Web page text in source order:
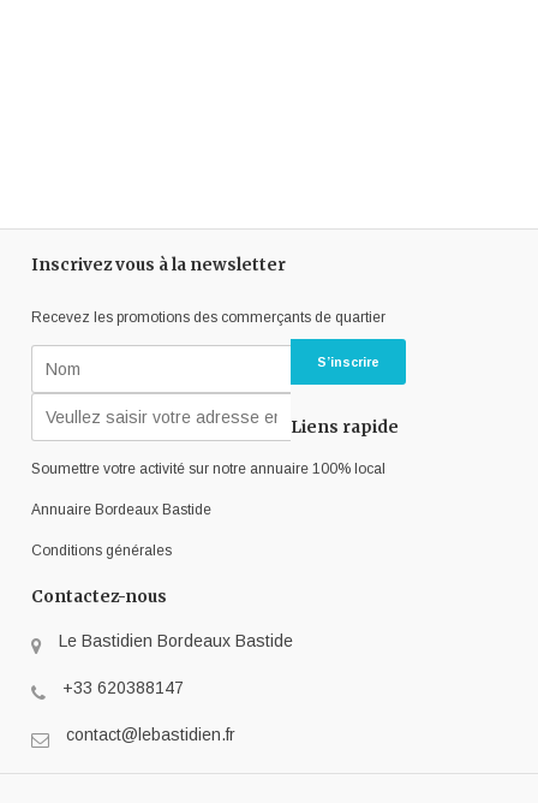
Inscrivez vous à la newsletter
Recevez les promotions des commerçants de quartier
Liens rapide
Soumettre votre activité sur notre annuaire 100% local
Annuaire Bordeaux Bastide
Conditions générales
Contactez-nous
Le Bastidien Bordeaux Bastide
+33 620388147
contact@lebastidien.fr